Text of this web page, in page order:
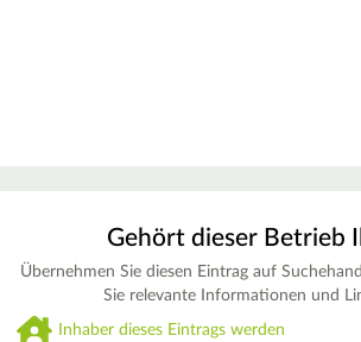
Gehört dieser Betrieb
Übernehmen Sie diesen Eintrag auf
Sie relevante Informationen und
Inhaber dieses Eintrags werden